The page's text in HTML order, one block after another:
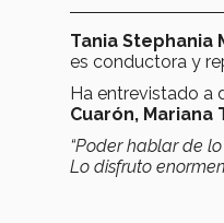
Tania Stephania
es conductora y
Ha entrevistado a
Cuarón, Mariana
“Poder hablar de
Lo disfruto